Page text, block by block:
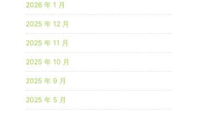
2026 年 1 月
2025 年 12 月
2025 年 11 月
2025 年 10 月
2025 年 9 月
2025 年 5 月